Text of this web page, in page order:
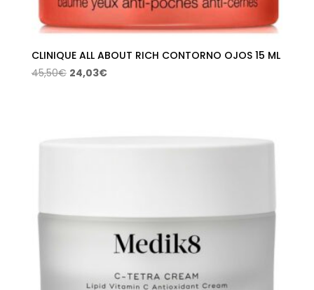
CLINIQUE ALL ABOUT RICH CONTORNO OJOS 15 ML
45,50€ El
24,03€El